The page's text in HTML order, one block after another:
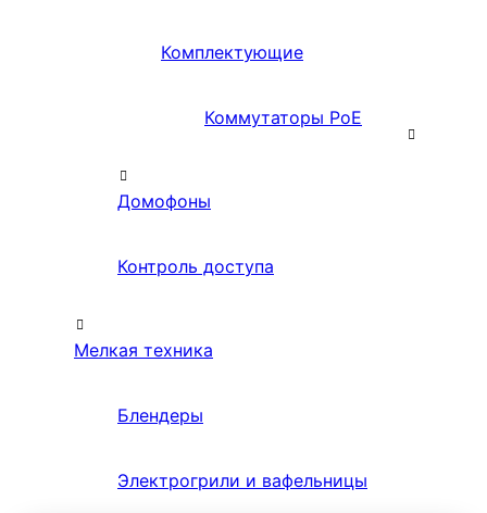
Комплектующие
Коммутаторы PoE
Домофоны
Контроль доступа
Мелкая техника
Блендеры
Электрогрили и вафельницы